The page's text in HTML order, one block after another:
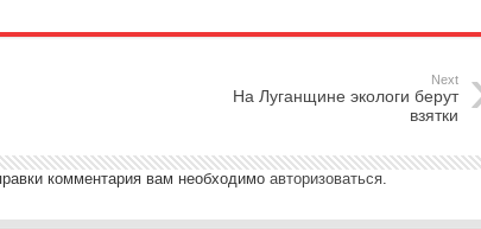
Next
На Луганщине экологи берут
взятки
комментария вам необходимо авторизоваться.